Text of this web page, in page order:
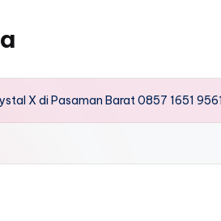
X di Pasaman Barat 0857 1651 9561